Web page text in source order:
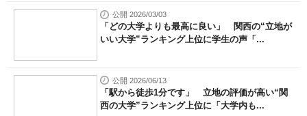
公開 2026/03/03
「どの大学よりも最高に良い」 関西の“立地が
いい大学”ランキング上位に学生の声「...
公開 2026/06/13
「駅から徒歩1分です」 立地の評価が高い“関
西の大学”ランキング上位に「大学内も...